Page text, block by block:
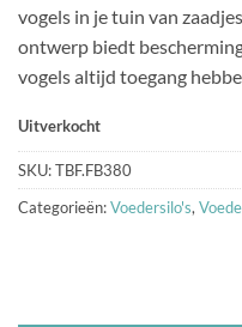
vogels in je tuin van
ontwerp biedt
vogels altijd toegang
Uitverkocht
SKU:TBF.FB380
Categorieën:Voedersilo's,